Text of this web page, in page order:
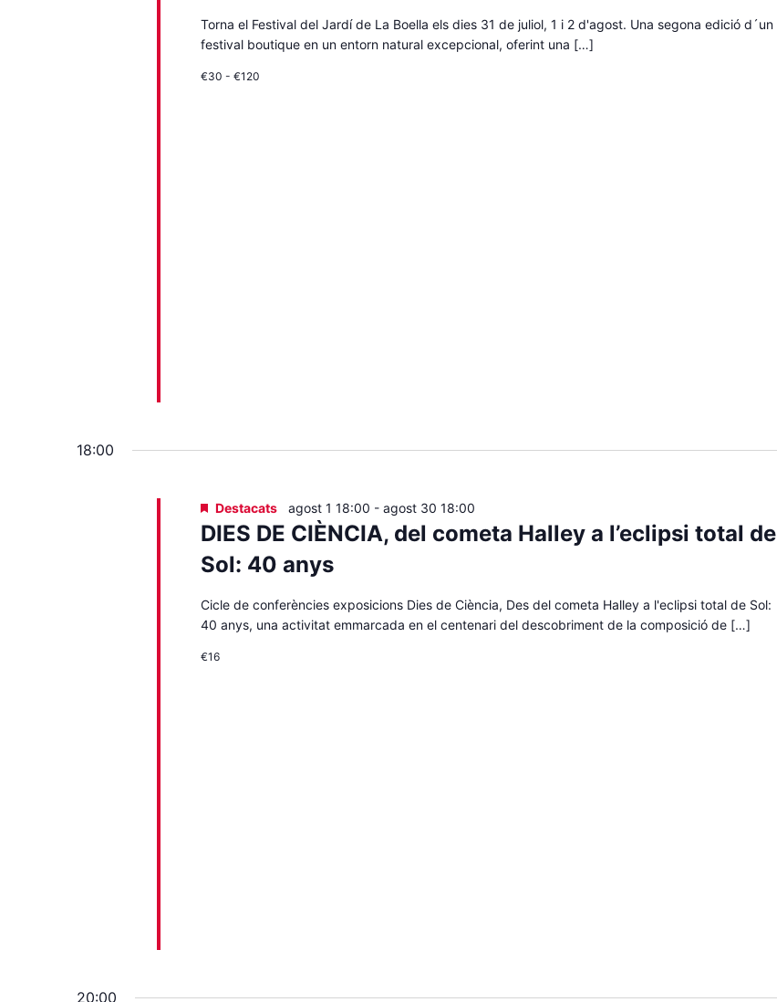
Torna el Festival del Jardí de La Boella els dies 31 de juliol, 1 i 2 d'agost. Una segona edició d´un
festival boutique en un entorn natural excepcional, oferint una […]
€30 - €120
18:00
DIES DE CIÈNCIA, del cometa Halley a l’eclipsi total de
Sol: 40 anys
Destacats agost 1 18:00 - agost 30 18:00
Cicle de conferències exposicions Dies de Ciència, Des del cometa Halley a l'eclipsi total de Sol:
40 anys, una activitat emmarcada en el centenari del descobriment de la composició de […]
€16
20:00